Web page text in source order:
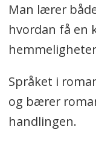
Man lærer
hvordan få en
Språket i
og bærer
handlingen.